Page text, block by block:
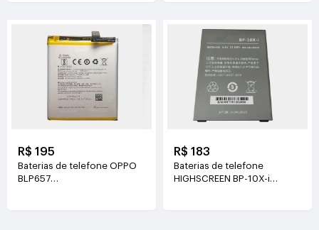
R$ 195
Baterias de telefone OPPO
BLP657
R$ 183
Baterias de telefone
HIGHSCREEN BP-10X-i